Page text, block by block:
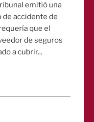
emitió una
de accidente de
que el
de seguros
a cubrir...